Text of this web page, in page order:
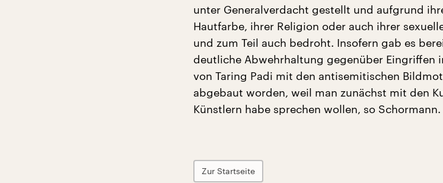
unter Generalverdacht gestellt und aufgrund
Hautfarbe, ihrer Religion oder auch ihrer
und zum Teil auch bedroht. Insofern gab es
deutliche Abwehrhaltung gegenüber Eingriffen
von Taring Padi mit den antisemitischen
abgebaut worden, weil man zunächst mit den
Künstlern habe sprechen wollen, so Schormann.
Zur Startseite